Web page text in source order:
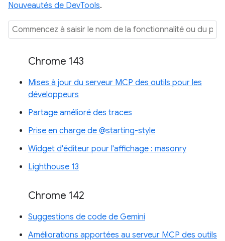
Nouveautés de DevTools.
Chrome 143
Mises à jour du serveur MCP des outils pour les
développeurs
Partage amélioré des traces
Prise en charge de @starting-style
Widget d'éditeur pour l'affichage : masonry
Lighthouse 13
Chrome 142
Suggestions de code de Gemini
Améliorations apportées au serveur MCP des outils